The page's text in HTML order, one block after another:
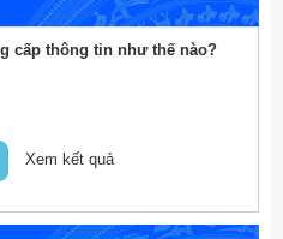
cấp thông tin như thế nào?
Xem kết quả